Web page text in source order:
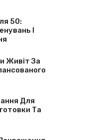
50:
І
Живіт За
Для
Та